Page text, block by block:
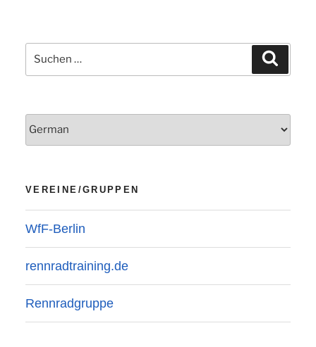
Suchen
nach:
VEREINE/GRUPPEN
WfF-Berlin
rennradtraining.de
Rennradgruppe